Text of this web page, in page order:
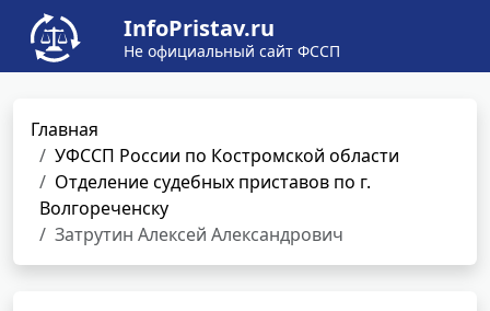
InfoPristav.ru
Не официальный сайт ФССП
Главная
УФССП России по Костромской области
Отделение судебных приставов по г.
Волгореченску
Затрутин Алексей Александрович